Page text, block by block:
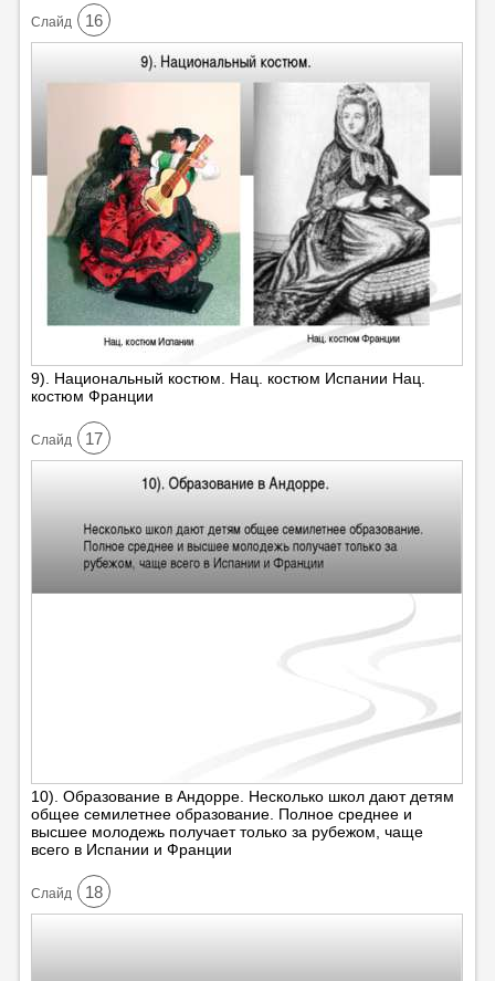
Cлайд 16
9). Национальный костюм. Нац. костюм Испании Нац.
костюм Франции
Cлайд 17
10). Образование в Андорре. Несколько школ дают детям
общее семилетнее образование. Полное среднее и
высшее молодежь получает только за рубежом, чаще
всего в Испании и Франции
Cлайд 18